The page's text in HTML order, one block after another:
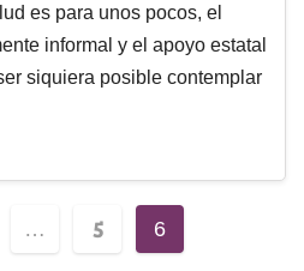
es para unos pocos, el
informal y el apoyo estatal
siquiera posible contemplar
… 5 6